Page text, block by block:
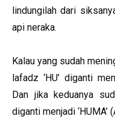
lindungilah dari
api neraka.
Kalau yang sudah
lafadz ‘HU’ diganti
Dan jika keduanya
diganti menjadi ‘HUMA’